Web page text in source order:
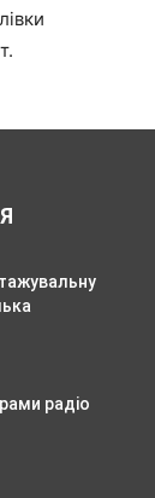
радіо